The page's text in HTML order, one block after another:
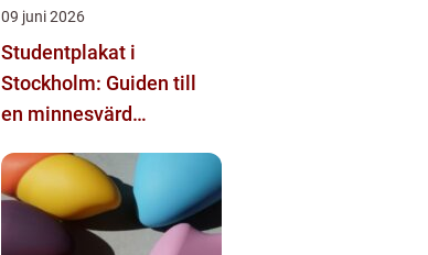
09 juni 2026
Studentplakat i
Stockholm: Guiden till
en minnesvärd